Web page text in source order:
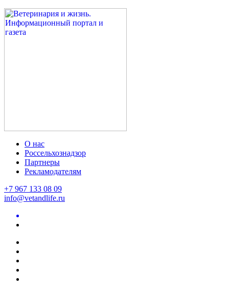
О нас
Россельхознадзор
Партнеры
Рекламодателям
+7 967 133 08 09
info@vetandlife.ru